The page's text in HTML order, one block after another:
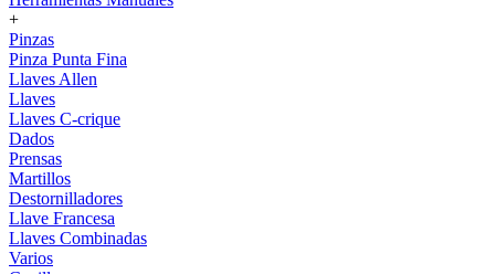
+
Pinzas
Pinza Punta Fina
Llaves Allen
Llaves
Llaves C-crique
Dados
Prensas
Martillos
Destornilladores
Llave Francesa
Llaves Combinadas
Varios